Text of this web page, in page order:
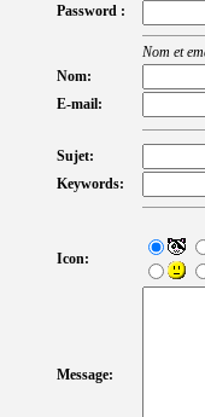
Password :
Nom et
Nom:
E-mail:
Sujet:
Keywords:
Icon:
Message: